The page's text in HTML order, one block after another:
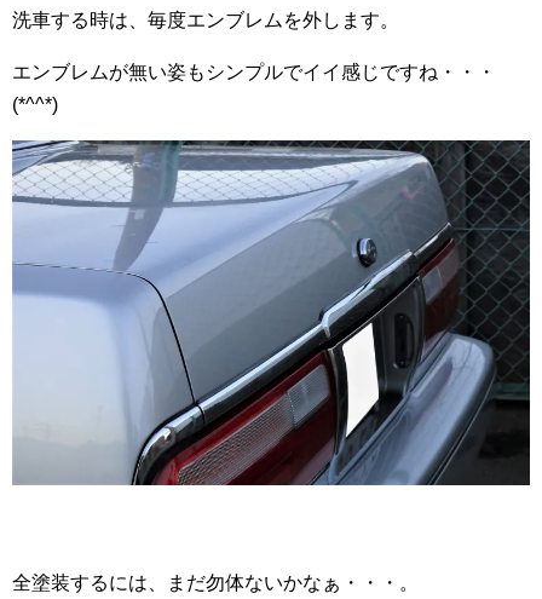
洗車する時は、毎度エンブレムを外します。
エンブレムが無い姿もシンプルでイイ感じですね・・・
(*^^*)
全塗装するには、まだ勿体ないかなぁ・・・。